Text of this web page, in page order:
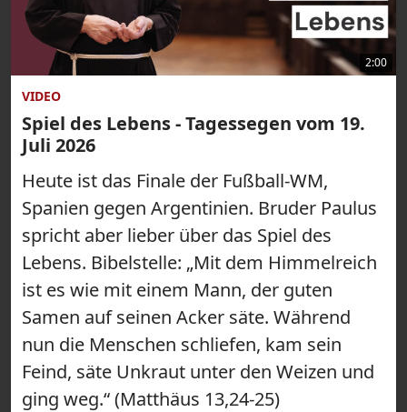
2:00
VIDEO
Spiel des Lebens - Tagessegen vom 19.
Juli 2026
Heute ist das Finale der Fußball-WM,
Spanien gegen Argentinien. Bruder Paulus
spricht aber lieber über das Spiel des
Lebens. Bibelstelle: „Mit dem Himmelreich
ist es wie mit einem Mann, der guten
Samen auf seinen Acker säte. Während
nun die Menschen schliefen, kam sein
Feind, säte Unkraut unter den Weizen und
ging weg.“ (Matthäus 13,24-25)